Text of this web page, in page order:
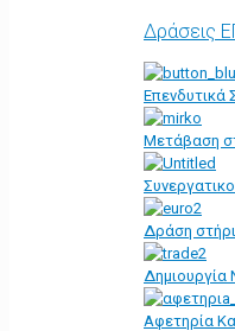
Δράσεις
Επενδυτικά
Μετάβαση
Δράση
Αφετηρία